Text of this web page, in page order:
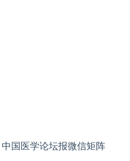
中国医学论坛报微信矩阵